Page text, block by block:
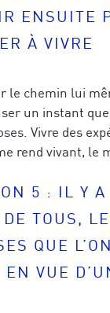
ENSUITE
À VIVRE
le chemin lui
un instant
Vivre des
rend vivant, le
5 : IL Y
TOUS,
QUE
VUE
Pour mieux
Veuillez vérifier
JE
nous ce qui
*
JE